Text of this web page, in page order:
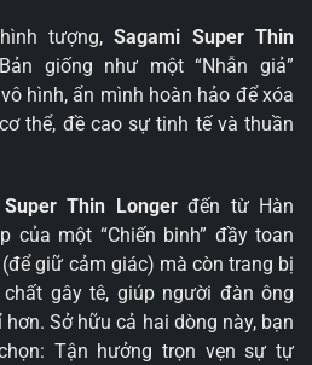
tượng,Sagami Super Thin
giống như một “Nhẫn giả”
hình, ẩn mình hoàn hảo để xóa
thể, đề cao sự tinh tế và thuần
Thin Longerđến từ Hàn
của một “Chiến binh” đầy toan
giữ cảm giác) mà còn trang bị
gây tê, giúp người đàn ông
Sở hữu cả hai dòng này, bạn
Tận hưởng trọn vẹn sự tự